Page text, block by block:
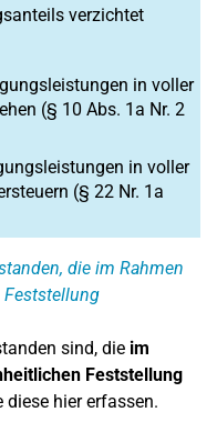
verzichtet
in voller
(§ 10 Abs. 1a Nr. 2
in voller
(§ 22 Nr. 1a
die im Rahmen
Feststellung
sind, die im
Feststellung
hier erfassen.